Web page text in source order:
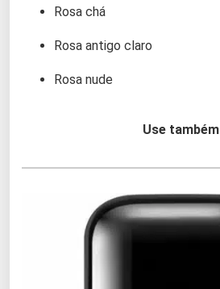
Rosa chá
Rosa antigo claro
Rosa nude
Use também